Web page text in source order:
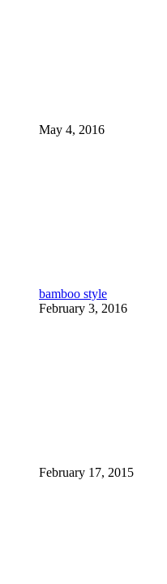
May 4, 2016
bamboo style
February 3, 2016
February 17, 2015